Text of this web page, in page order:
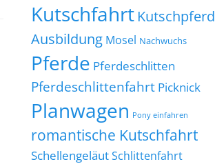
Kutschfahrt Kutschpferd
Ausbildung Mosel Nachwuchs
Pferde Pferdeschlitten
Pferdeschlittenfahrt Picknick
Planwagen Pony einfahren
romantische Kutschfahrt
SchellengeläutSchlittenfahrt